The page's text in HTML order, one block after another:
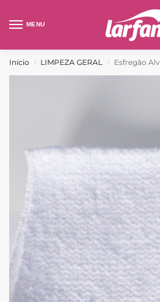
MENU
Início / LIMPEZA GERAL / Esfregão